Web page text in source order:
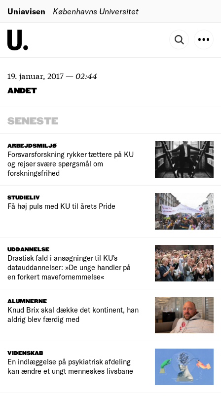
Uniavisen Københavns Universitet
19. januar, 2017—02:44
ANDET
SENESTE
ARBEJDSMILJØ
Forsvarsforskning rykker tættere på KU
og rejser svære spørgsmål om
forskningsfrihed
STUDIELIV
Få høj puls med KU til årets Pride
UDDANNELSE
Drastisk fald i ansøgninger til KU's
datauddannelser: »De unge handler på
en forkert mavefornemmelse«
ALUMNERNE
Knud Brix skal dække det kontinent, han
aldrig blev færdig med
VIDENSKAB
En indlæggelse på psykiatrisk afdeling
kan ændre et ungt menneskes livsbane